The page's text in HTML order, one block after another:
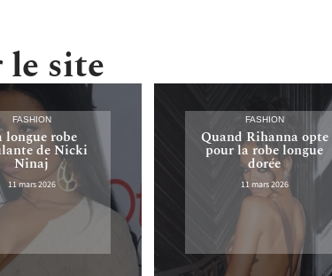
site
FASHION
longue robe
de Nicki
Ninaj
11 mars 2026
FASHION
Quand Rihanna opte
pour la robe longue
dorée
11 mars 2026